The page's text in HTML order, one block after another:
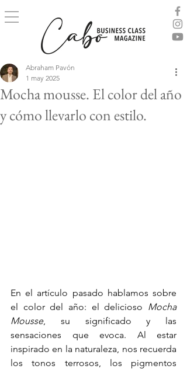
Mocha mousse. El color del año
y cómo llevarlo con estilo.
Abraham Pavón
1 may 2025
En el artículo pasado hablamos sobre
el color del año: el delicioso Mocha
Mousse, su significado y las
sensaciones que evoca. Al estar
inspirado en la naturaleza, nos recuerda
los tonos terrosos, los pigmentos